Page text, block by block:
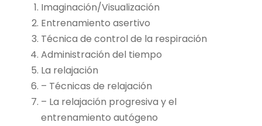
Imaginación/Visualización
Entrenamiento asertivo
Técnica de control de la respiración
Administración del tiempo
La relajación
– Técnicas de relajación
– La relajación progresiva y el
entrenamiento autógeno